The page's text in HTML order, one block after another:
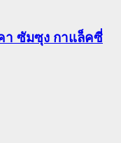
คา ซัมซุง กาแล็คซี่